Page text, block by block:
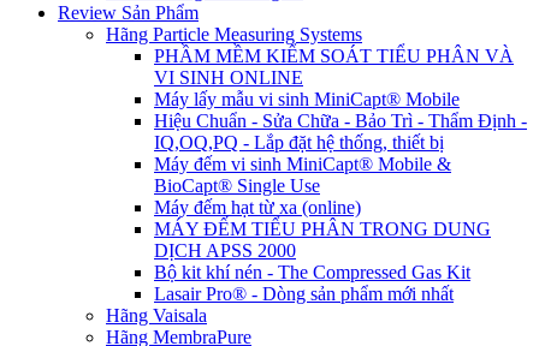
Review Sản Phẩm
Hãng Particle Measuring Systems
PHẦM MỀM KIỂM SOÁT TIỂU PHÂN VÀ
VI SINH ONLINE
Máy lấy mẫu vi sinh MiniCapt® Mobile
Hiệu Chuẩn - Sửa Chữa - Bảo Trì - Thẩm Định -
IQ,OQ,PQ - Lắp đặt hệ thống, thiết bị
Máy đếm vi sinh MiniCapt® Mobile &
BioCapt® Single Use
Máy đếm hạt từ xa (online)
MÁY ĐẾM TIỂU PHÂN TRONG DUNG
DỊCH APSS 2000
Bộ kit khí nén - The Compressed Gas Kit
Lasair Pro® - Dòng sản phẩm mới nhất
Hãng Vaisala
Hãng MembraPure